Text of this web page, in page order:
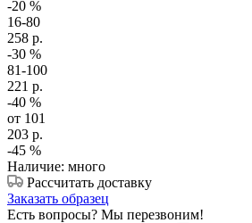
-20 %
16-80
258 р.
-30 %
81-100
221 р.
-40 %
от 101
203 р.
-45 %
Наличие: много
Рассчитать доставку
Заказать образец
Есть вопросы? Мы перезвоним!